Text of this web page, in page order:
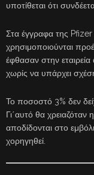
υποτίθεται ότι
Στα έγγραφα της Pfizer
χρησιμοποιούνται
έφθασαν στην
χωρίς να υπάρχει
Το ποσοστό 3% δεν
Γι΄αυτό θα
αποδίδονται στο
χορηγηθεί.